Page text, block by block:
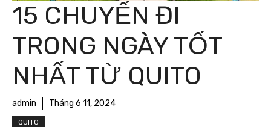
15 CHUYẾN ĐI
TRONG NGÀY TỐT
NHẤT TỪ ​​QUITO
admin Tháng 6 11, 2024
QUITO